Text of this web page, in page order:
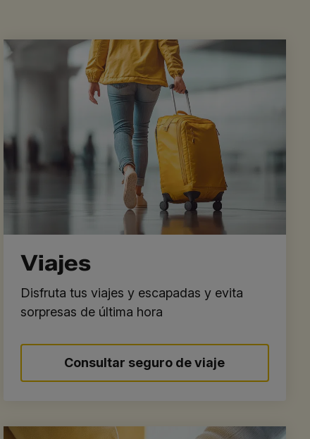
Viajes
Disfruta tus viajes y escapadas y evita
sorpresas de última hora
Consultar seguro de viaje